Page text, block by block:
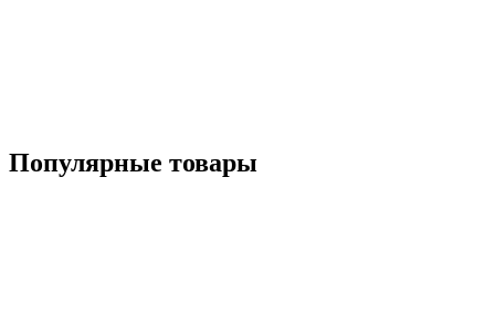
Популярные товары